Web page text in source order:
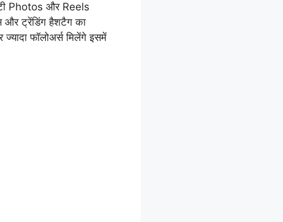
Photos और Reels
और ट्रेंडिंग हैशटैग का
फॉलोअर्स मिलेंगे इसमें